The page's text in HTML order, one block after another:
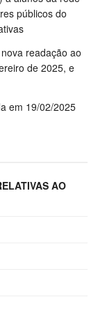
públicos do
readação ao
de 2025, e
em 19/02/2025
AO